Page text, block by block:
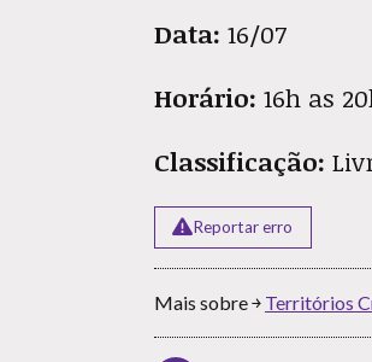
Data: 16/07
Horário: 16h as
Classificação:
Reportar erro
Mais sobre ￫ Territórios